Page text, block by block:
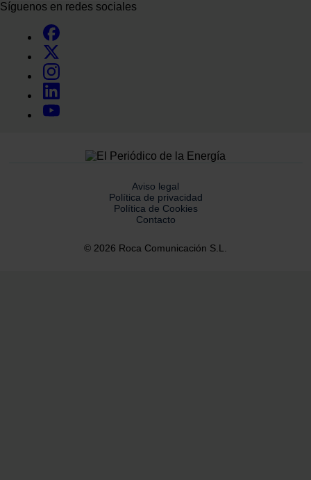
Síguenos en redes sociales
Aviso legal
Política de privacidad
Política de Cookies
Contacto
© 2026 Roca Comunicación S.L.